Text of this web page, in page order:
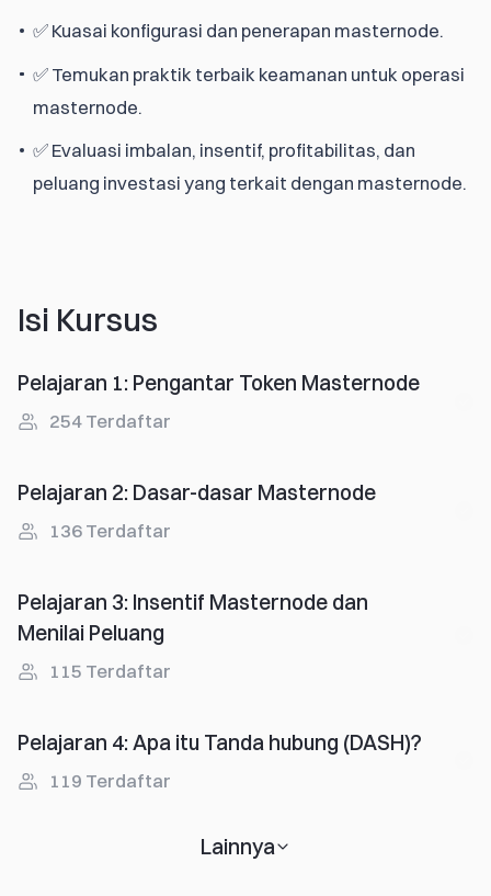
✅ Kuasai konfigurasi dan penerapan masternode.
✅ Temukan praktik terbaik keamanan untuk operasi
masternode.
✅ Evaluasi imbalan, insentif, profitabilitas, dan
peluang investasi yang terkait dengan masternode.
Isi Kursus
Pelajaran 1: Pengantar Token Masternode
254 Terdaftar
Pelajaran 2: Dasar-dasar Masternode
136 Terdaftar
Pelajaran 3: Insentif Masternode dan
Menilai Peluang
115 Terdaftar
Pelajaran 4: Apa itu Tanda hubung (DASH)?
119 Terdaftar
Lainnya